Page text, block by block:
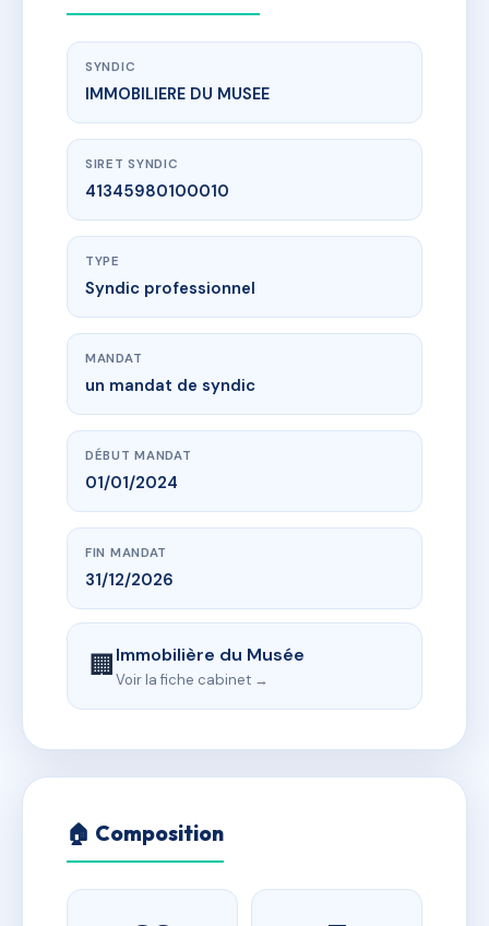
SYNDIC
IMMOBILIERE DU MUSEE
SIRET SYNDIC
41345980100010
TYPE
Syndic professionnel
MANDAT
un mandat de syndic
DÉBUT MANDAT
01/01/2024
FIN MANDAT
31/12/2026
🏢Immobilière du Musée
Voir la fiche cabinet →
🏠 Composition